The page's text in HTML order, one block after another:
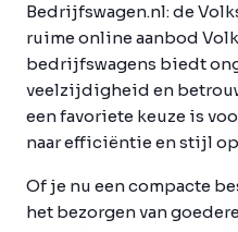
Bedrijfswagen.nl: de
ruime online aanbod
bedrijfswagens biedt
veelzijdigheid en
een favoriete keuze is
naar efficiëntie en stijl op
Of je nu een compacte
het bezorgen van